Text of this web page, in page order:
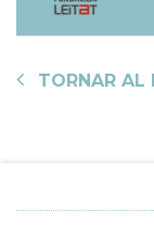
TORNAR AL